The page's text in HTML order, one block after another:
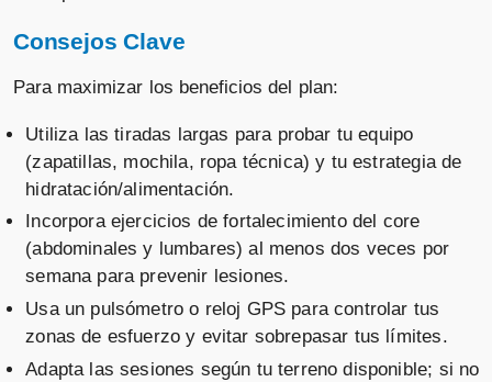
Consejos Clave
Para maximizar los beneficios del plan:
Utiliza las tiradas largas para probar tu equipo
(zapatillas, mochila, ropa técnica) y tu estrategia de
hidratación/alimentación.
Incorpora ejercicios de fortalecimiento del core
(abdominales y lumbares) al menos dos veces por
semana para prevenir lesiones.
Usa un pulsómetro o reloj GPS para controlar tus
zonas de esfuerzo y evitar sobrepasar tus límites.
Adapta las sesiones según tu terreno disponible; si no